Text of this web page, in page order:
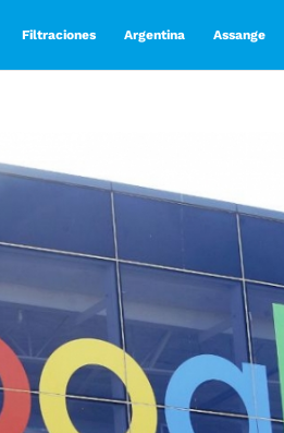
Filtraciones Argentina Assange